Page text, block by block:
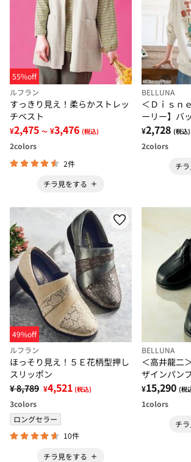
55%off
ルフラン
すっきり見え！柔らかストレッ
チベスト
¥2,475 ～ ¥3,476 (税込)
2colors
2件
チラ見をする
BELLUNA
＜Ｄｉｓｎ
ーリー】バ
ナー
¥2,728 (税込)
2colors
チ
49%off
ルフラン
ほっそり見え！５Ｅ花柄型押し
スリッポン
¥ 8,789 ¥4,521 (税込)
3colors
ロングセラー
10件
チラ見をする
BELLUNA
＜高井龍二
ザインパン
¥15,290 (税
1colors
チ